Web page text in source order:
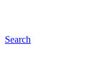
Search